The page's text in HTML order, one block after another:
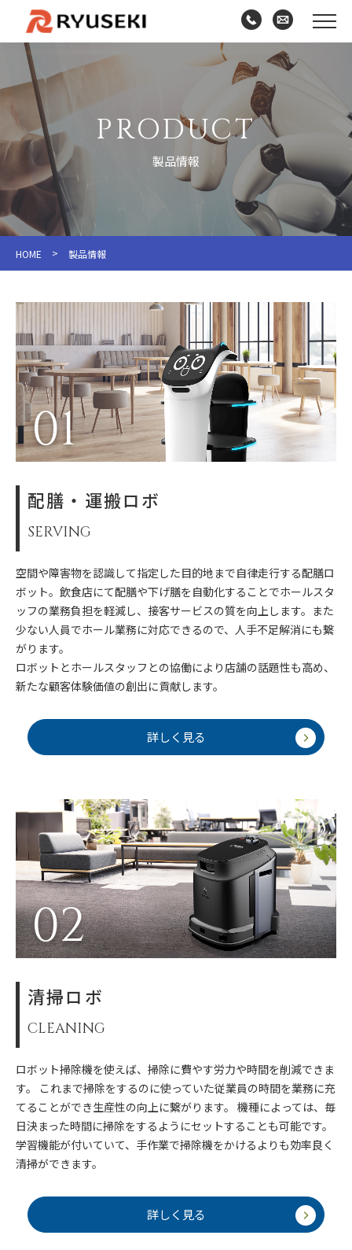
PRODUCT
製品情報
HOME > 製品情報
01
配膳・運搬ロボ
SERVING
空間や障害物を認識して指定した目的地まで自律走行する配膳ロ
ボット。飲食店にて配膳や下げ膳を自動化することでホールスタ
ッフの業務負担を軽減し、接客サービスの質を向上します。また
少ない人員でホール業務に対応できるので、人手不足解消にも繋
がります。
ロボットとホールスタッフとの協働により店舗の話題性も高め、
新たな顧客体験価値の創出に貢献します。
詳しく見る
02
清掃ロボ
CLEANING
ロボット掃除機を使えば、掃除に費やす労力や時間を削減できま
す。 これまで掃除をするのに使っていた従業員の時間を業務に充
てることができ生産性の向上に繋がります。 機種によっては、毎
日決まった時間に掃除をするようにセットすることも可能です。
学習機能が付いていて、手作業で掃除機をかけるよりも効率良く
清掃ができます。
詳しく見る